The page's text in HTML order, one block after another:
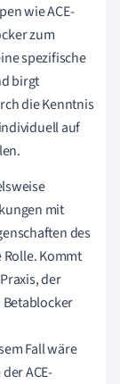
wie ACE-
zum
spezifische
birgt
die Kenntnis
auf
mit
des
Rolle. Kommt
der
Fall wäre
ACE-